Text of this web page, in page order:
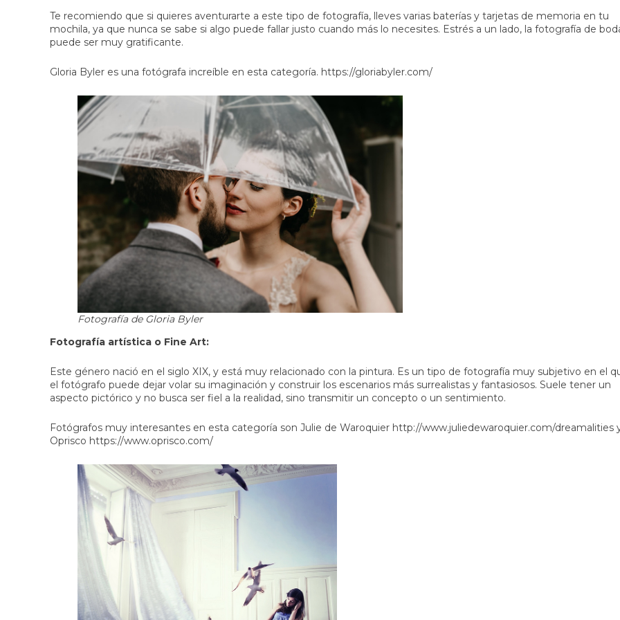
Te recomiendo que si quieres aventurarte a este tipo de fotografía, lleves varias baterías y tarjetas de memoria en tu
mochila, ya que nunca se sabe si algo puede fallar justo cuando más lo necesites. Estrés a un lado, la fotografía de
puede ser muy gratificante.
Gloria Byler es una fotógrafa increíble en esta categoría. https://gloriabyler.com/
Fotografía de Gloria Byler
Fotografía artística o Fine Art:
Este género nació en el siglo XIX, y está muy relacionado con la pintura. Es un tipo de fotografía muy subjetivo en el
el fotógrafo puede dejar volar su imaginación y construir los escenarios más surrealistas y fantasiosos. Suele tener un
aspecto pictórico y no busca ser fiel a la realidad, sino transmitir un concepto o un sentimiento.
Fotógrafos muy interesantes en esta categoría son Julie de Waroquier http://www.juliedewaroquier.com/dreamalities
Oprisco https://www.oprisco.com/